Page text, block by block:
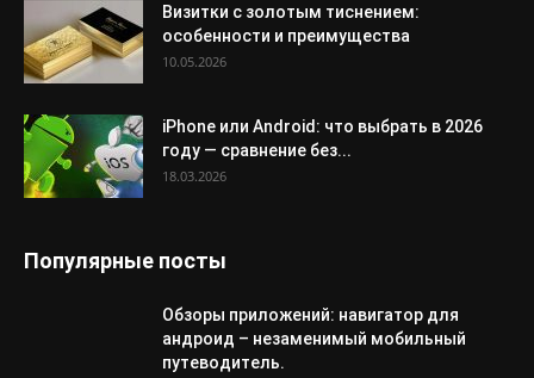
Визитки с золотым тиснением:
особенности и преимущества
10.05.2026
iPhone или Android: что выбрать в 2026
году — сравнение без...
18.03.2026
Популярные посты
Обзоры приложений: навигатор для
андроид – незаменимый мобильный
путеводитель.